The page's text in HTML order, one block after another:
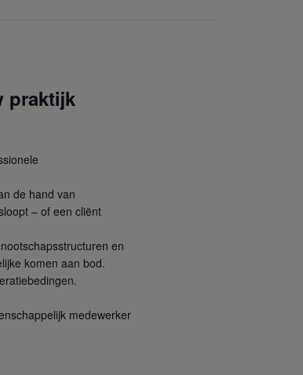
praktijk
de hand van
– of een cliënt
en
komen aan bod.
medewerker